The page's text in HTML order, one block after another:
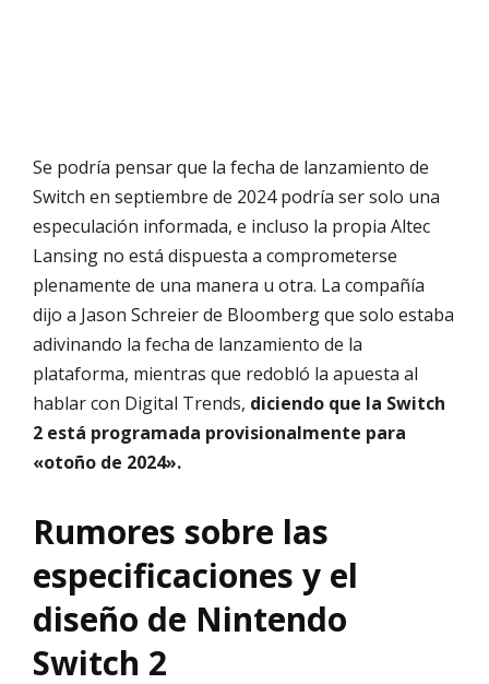
Se podría pensar que la fecha de lanzamiento de
Switch en septiembre de 2024 podría ser solo una
especulación informada, e incluso la propia Altec
Lansing no está dispuesta a comprometerse
plenamente de una manera u otra. La compañía
dijo a Jason Schreier de Bloomberg que solo estaba
adivinando la fecha de lanzamiento de la
plataforma, mientras que redobló la apuesta al
hablar con Digital Trends, diciendo que la Switch
2 está programada provisionalmente para
«otoño de 2024».
Rumores sobre las
especificaciones y el
diseño de Nintendo
Switch 2